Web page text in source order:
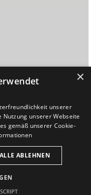
ist ein Angebot von
die für die Website benötigt werden.
Button "Einverstanden". Sie können die
Einverstanden
×
unserer
unserer Webseite
gemäß unserer Cookie-
ALLE ABLEHNEN